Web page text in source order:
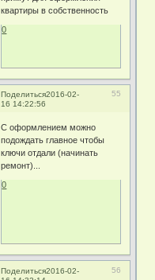
квартиры в собственность
0
Поделиться 55
2016-02-
16 14:22:56
С оформлением можно
подождать главное чтобы
ключи отдали (начинать
ремонт)...
0
Поделиться 56
2016-02-